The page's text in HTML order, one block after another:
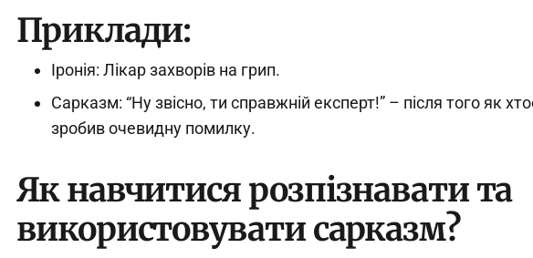
Приклади:
Іронія: Лікар захворів на грип.
Сарказм: “Ну звісно, ти справжній експерт!” – після того як
зробив очевидну помилку.
Як навчитися розпізнавати та
використовувати сарказм?